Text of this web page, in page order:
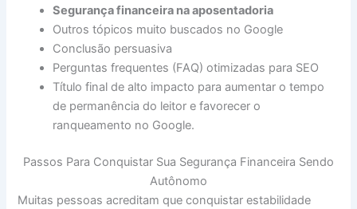
Segurança financeira na aposentadoria
Outros tópicos muito buscados no Google
Conclusão persuasiva
Perguntas frequentes (FAQ) otimizadas para SEO
Título final de alto impacto para aumentar o tempo
de permanência do leitor e favorecer o
ranqueamento no Google.
Passos Para Conquistar Sua Segurança Financeira Sendo
Autônomo
Muitas pessoas acreditam que conquistar estabilidade